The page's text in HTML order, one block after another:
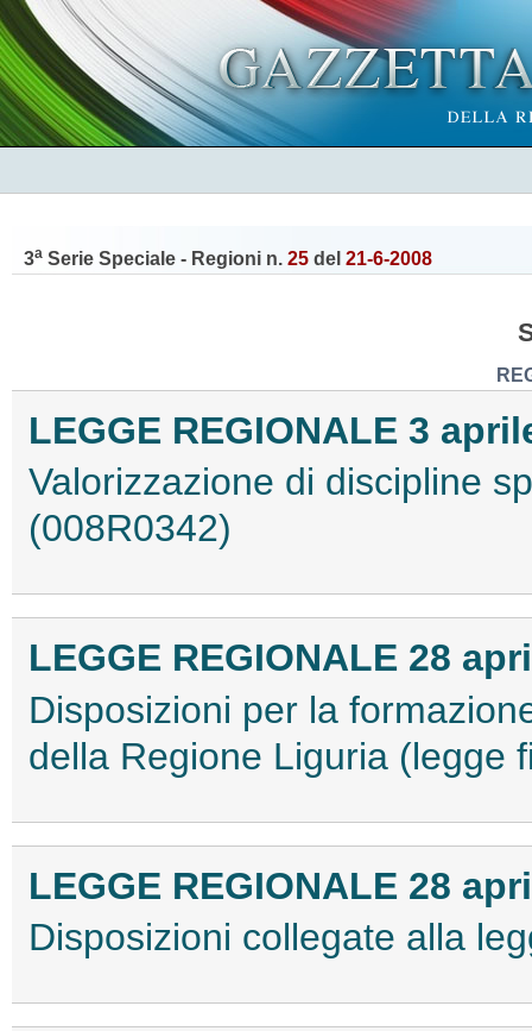
3a Serie Speciale - Regioni n. 25 del 21-6-2008
LEGGE REGIONALE 3
Valorizzazione di discipline
(008R0342)
LEGGE REGIONALE 28
Disposizioni per la
della Regione Liguria (legge
LEGGE REGIONALE 28
Disposizioni collegate alla